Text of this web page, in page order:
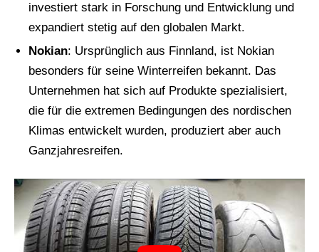
investiert stark in Forschung und Entwicklung und
expandiert stetig auf den globalen Markt.
Nokian: Ursprünglich aus Finnland, ist Nokian
besonders für seine Winterreifen bekannt. Das
Unternehmen hat sich auf Produkte spezialisiert,
die für die extremen Bedingungen des nordischen
Klimas entwickelt wurden, produziert aber auch
Ganzjahresreifen.